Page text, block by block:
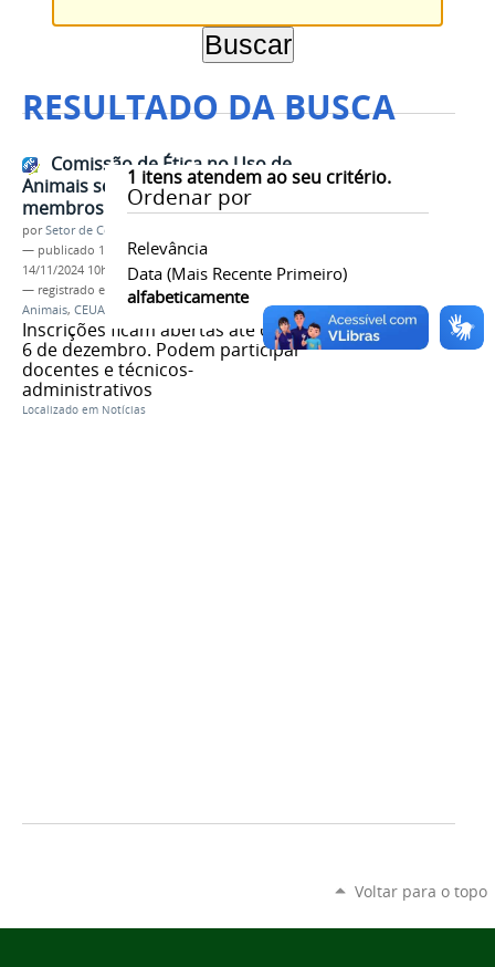
RESULTADO DA BUSCA
1 itens atendem ao seu critério.
Ordenar por
Relevância
Data (mais Recente Primeiro)
alfabeticamente
Comissão de Ética no Uso de
Animais seleciona novos
membros
porSetor de Comunicação
— publicado 14/11/2024—última modificação
14/11/2024 10h04
— registrado em:
Comissão de Ética no Uso de
Animais, CEUA
Inscrições ficam abertas até o dia
6 de dezembro. Podem participar
docentes e técnicos-
administrativos
Localizado em Notícias
Voltar para o topo